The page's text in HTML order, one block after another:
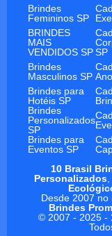
Brindes
Femininos SP
BRINDES
MAIS
VENDIDOS SPSP
Brindes
Masculinos SP
Brindes para
Hotéis SP
Brindes
Personalizados
SP
Brindes para
Eventos SP
10 Brasil
Personalizados,
Desde 2007 no
Brindes
© 2007 - 2025 -